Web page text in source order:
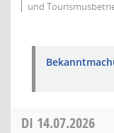
und
DI 14.07.2026